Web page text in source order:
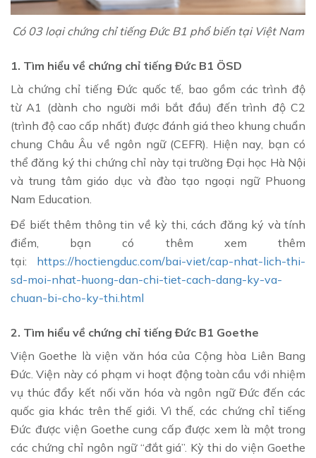
Có 03 loại chứng chỉ tiếng Đức B1 phổ biến tại Việt Nam
1. Tìm hiểu về chứng chỉ tiếng Đức B1 ÖSD
Là chứng chỉ tiếng Đức quốc tế, bao gồm các trình độ
từ A1 (dành cho người mới bắt đầu) đến trình độ C2
(trình độ cao cấp nhất) được đánh giá theo khung chuẩn
chung Châu Âu về ngôn ngữ (CEFR). Hiện nay, bạn có
thể đăng ký thi chứng chỉ này tại trường Đại học Hà Nội
và trung tâm giáo dục và đào tạo ngoại ngữ Phuong
Nam Education.
Để biết thêm thông tin về kỳ thi, cách đăng ký và tính
điểm, bạn có thêm xem thêm
tại: https://hoctiengduc.com/bai-viet/cap-nhat-lich-thi-
sd-moi-nhat-huong-dan-chi-tiet-cach-dang-ky-va-
chuan-bi-cho-ky-thi.html
2. Tìm hiểu về chứng chỉ tiếng Đức B1 Goethe
Viện Goethe là viện văn hóa của Cộng hòa Liên Bang
Đức. Viện này có phạm vi hoạt động toàn cầu với nhiệm
vụ thúc đẩy kết nối văn hóa và ngôn ngữ Đức đến các
quốc gia khác trên thế giới. Vì thế, các chứng chỉ tiếng
Đức được viện Goethe cung cấp được xem là một trong
các chứng chỉ ngôn ngữ “đắt giá”. Kỳ thi do viện Goethe